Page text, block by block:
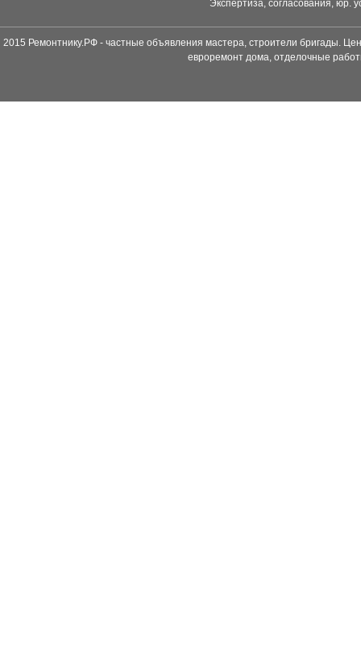
Экспертиза, согласования, юр.
2015 Ремонтнику.РФ - частные объявления мастера, строители бригады.
евроремонт дома, отделочные